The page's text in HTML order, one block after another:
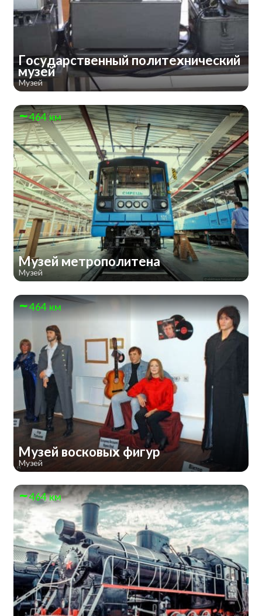
Государственный политехнический
музей
Музей
464 км
Музей метрополитена
Музей
464 км
Музей восковых фигур
Музей
464 км